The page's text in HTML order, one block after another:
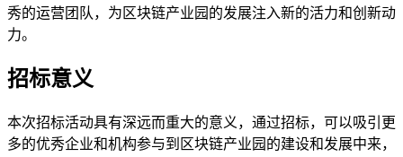
秀的运营团队，为区块链产业园的发展注入新的活力和创新动
力。
招标意义
本次招标活动具有深远而重大的意义，通过招标，可以吸引更
多的优秀企业和机构参与到区块链产业园的建设和发展中来，